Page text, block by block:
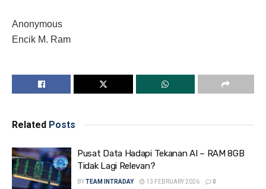
Anonymous
Encik M. Ram
Related Posts
Pusat Data Hadapi Tekanan AI – RAM 8GB
Tidak Lagi Relevan?
BYTEAM INTRADAY 13 FEBRUARY 2026 0